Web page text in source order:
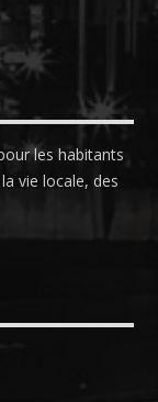
les habitants
vie locale, des